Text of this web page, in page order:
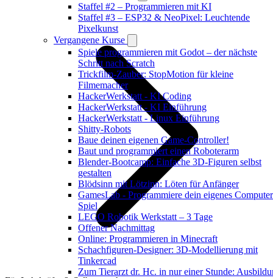
Staffel #2 – Programmieren mit KI
Staffel #3 – ESP32 & NeoPixel: Leuchtende
Pixelkunst
Vergangene Kurse
Spiele programmieren mit Godot – der nächste
Schritt nach Scratch
Trickfilm-Zauber: StopMotion für kleine
Filmemacher
HackerWerkstatt - KI Coding
HackerWerkstatt - KI Einführung
HackerWerkstatt - Linux Einführung
Shitty-Robots
Baue deinen eigenen Game-Controller!
Baut und programmiert einen Roboterarm
Blender-Bootcamp: Einfache 3D-Figuren selbst
gestalten
Blödsinn mit Lötzinn: Löten für Anfänger
GamesLab - Programmiere dein eigenes
Spiel
LEGO Robotik Werkstatt – 3 Tage
Offener Nachmittag
Online: Programmieren in Minecraft
Schachfiguren-Designer: 3D-Modellierung mit
Tinkercad
Zum Tierarzt dr. Hc. in nur einer Stunde: